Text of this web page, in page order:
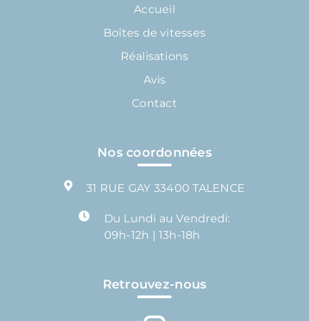
Accueil
Boîtes de vitesses
Réalisations
Avis
Contact
Nos coordonnées
31 RUE GAY 33400 TALENCE
Du Lundi au Vendredi:
09h-12h | 13h-18h
Retrouvez-nous